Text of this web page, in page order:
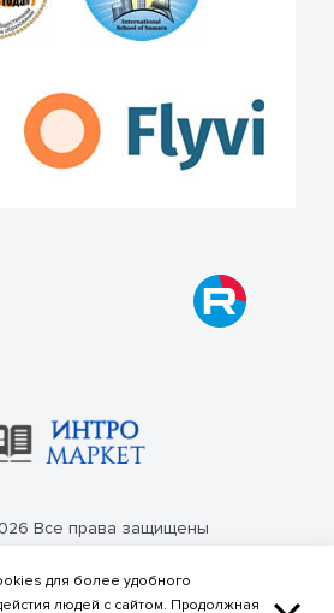
Все права защищены
конфиденциальности
для более удобного
людей с сайтом. Продолжная